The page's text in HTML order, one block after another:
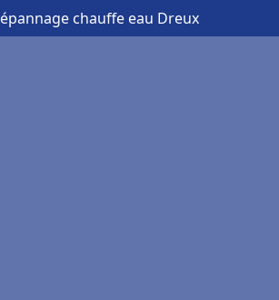
chauffe eau Dreux